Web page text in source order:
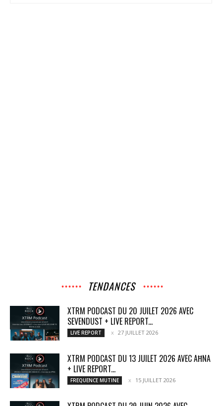
TENDANCES
XTRM PODCAST DU 20 JUILET 2026 AVEC
SEVENDUST + LIVE REPORT...
LIVE REPORT 27 JUILLET 2026
XTRM PODCAST DU 13 JUILET 2026 AVEC AĦNA
+ LIVE REPORT...
FREQUENCE MUTINE 15 JUILLET 2026